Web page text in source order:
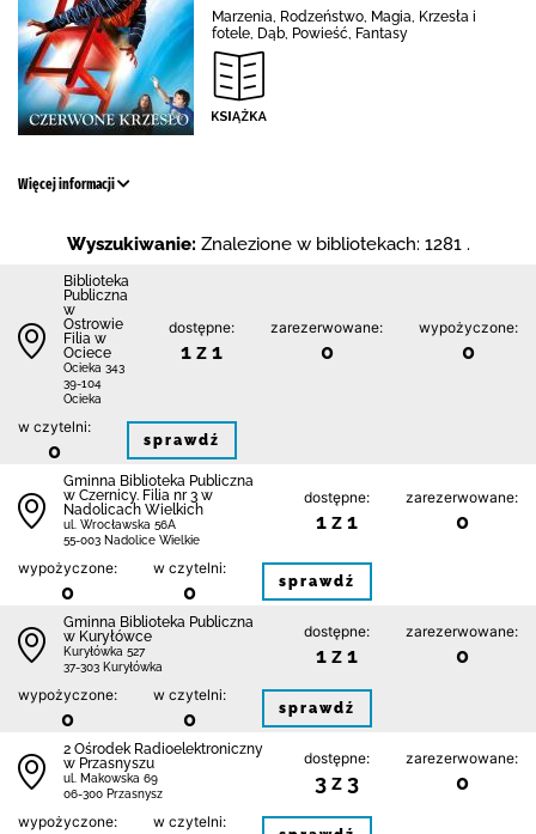
Marzenia, Rodzeństwo, Magia, Krzesła i
fotele, Dąb, Powieść, Fantasy
Więcej informacji
Wyszukiwanie: Znalezione w bibliotekach: 1281 .
Biblioteka
Publiczna
w
Ostrowie
Filia w
Ociece
Ocieka 343
39-104
Ocieka
dostępne:
1 z 1
zarezerwowane:
0
wypożyczone:
0
w czytelni:
0 sprawdź
Gminna Biblioteka Publiczna
w Czernicy. Filia nr 3 w
Nadolicach Wielkich
ul. Wrocławska 56A
55-003 Nadolice Wielkie
dostępne:
1 z 1
zarezerwowane:
0
wypożyczone:
0
w czytelni:
0 sprawdź
Gminna Biblioteka Publiczna
w Kuryłówce
Kuryłówka 527
37-303 Kuryłówka
dostępne:
1 z 1
zarezerwowane:
0
wypożyczone:
0
w czytelni:
0 sprawdź
2 Ośrodek Radioelektroniczny
w Przasnyszu
ul. Makowska 69
06-300 Przasnysz
dostępne:
3 z 3
zarezerwowane:
0
wypożyczone: w czytelni: